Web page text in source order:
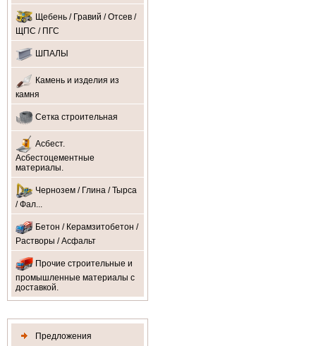
Щебень / Гравий / Отсев /
ЩПС / ПГС
ШПАЛЫ
Камень и изделия из
камня
Сетка строительная
Асбест.
Асбестоцементные
материалы.
Чернозем / Глина / Тырса
/ Фал...
Бетон / Керамзитобетон /
Растворы / Асфальт
Прочие строительные и
промышленные материалы с
доставкой.
Предложения